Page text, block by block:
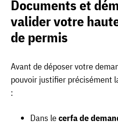
Documents et
valider votre
de permis
Avant de déposer votre
pouvoir justifier précisément
:
Dans lecerfa de